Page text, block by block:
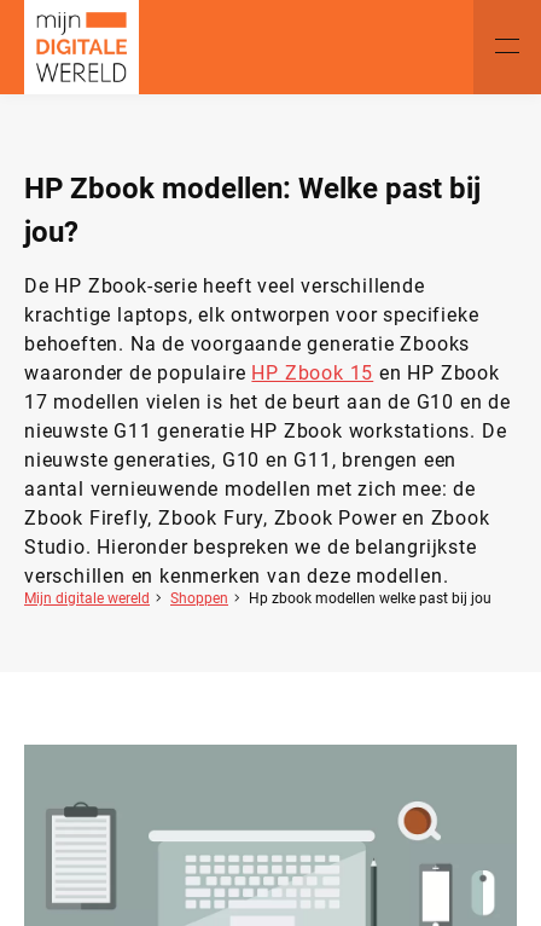
HP Zbook modellen: Welke past bij
jou?
De HP Zbook-serie heeft veel verschillende
krachtige laptops, elk ontworpen voor specifieke
behoeften. Na de voorgaande generatie Zbooks
waaronder de populaire HP Zbook 15 en HP Zbook
17 modellen vielen is het de beurt aan de G10 en de
nieuwste G11 generatie HP Zbook workstations. De
nieuwste generaties, G10 en G11, brengen een
aantal vernieuwende modellen met zich mee: de
Zbook Firefly, Zbook Fury, Zbook Power en Zbook
Studio. Hieronder bespreken we de belangrijkste
verschillen en kenmerken van deze modellen.
Mijn digitale wereld Shoppen Hp zbook modellen welke past bij jou